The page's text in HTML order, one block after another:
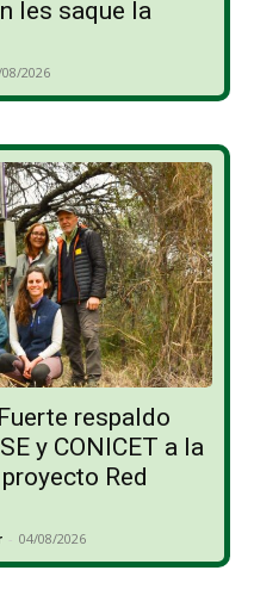
les saque la
2026
respaldo
y CONICET a la
Red
- 04/08/2026